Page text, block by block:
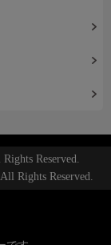
Reserved.
Rights Reserved.